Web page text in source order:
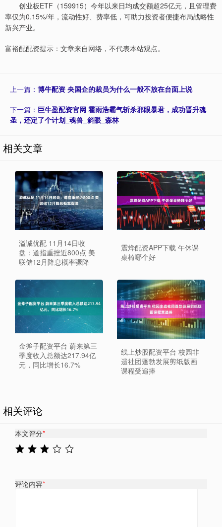
创业板ETF（159915）今年以来日均成交额超25亿元，且管理费
率仅为0.15%/年，流动性好、费率低，可助力投资者便捷布局战略性
新兴产业。
富裕配配资提示：文章来自网络，不代表本站观点。
上一篇： 博牛配资 央国企的裁员为什么一般不放在台面上说
下一篇： 巨牛盈配资官网 霍雨浩霸气斩杀邪眼暴君，成功晋升魂
圣，还定了个计划_魂兽_斜眼_森林
相关文章
溢诚优配 11月14日收
盘：道指重挫近800点 美
联储12月降息概率骤降
震烨配资APP下载 午休课
桌椅哪个好
金斧子配资平台 蔚来第三
季度收入总额达217.94亿
元，同比增长16.7%
线上炒股配资平台 校园非
遗社团蓬勃发展剪纸版画
课程受追捧
相关评论
本文评分*
评论内容*